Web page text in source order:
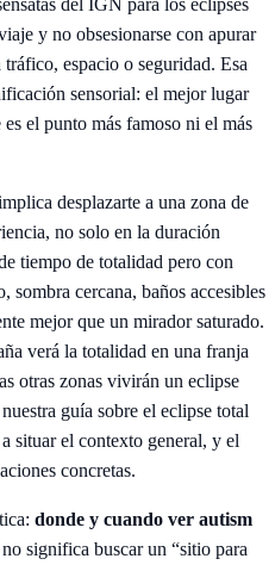
del IGN para los eclipses
y no obsesionarse con apurar
espacio o seguridad. Esa
sensorial: el mejor lugar
el punto más famoso ni el más
desplazarte a una zona de
no solo en la duración
tiempo de totalidad pero con
sombra cercana, baños accesibles
mejor que un mirador saturado.
verá la totalidad en una franja
otras zonas vivirán un eclipse
guía sobre el eclipse total
situar el contexto general, y el
concretas.
donde y cuando ver autism
no significa buscar un “sitio para